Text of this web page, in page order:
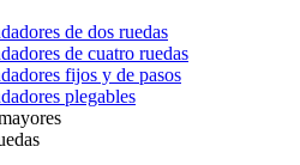
de dos ruedas
de cuatro ruedas
fijos y de pasos
plegables